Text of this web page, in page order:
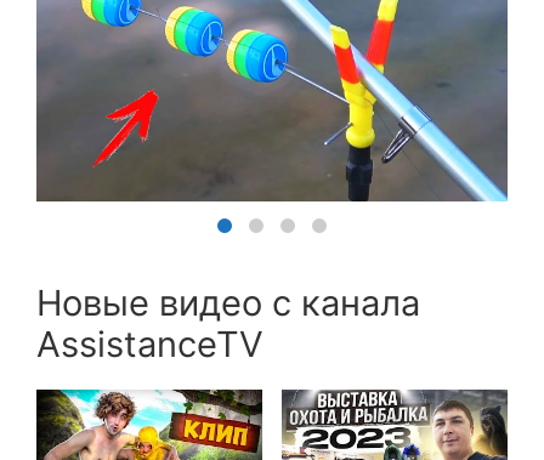
Новые видео с канала
AssistanceTV